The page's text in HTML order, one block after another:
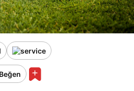
Beğen